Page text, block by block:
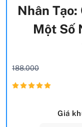
Nhân Tạo:
Một Số
188.000
Giá